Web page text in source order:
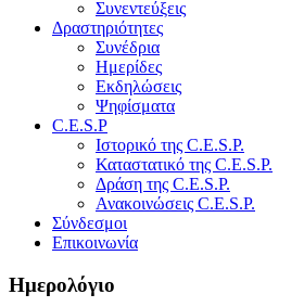
Συνεντεύξεις
Δραστηριότητες
Συνέδρια
Ημερίδες
Εκδηλώσεις
Ψηφίσματα
C.E.S.P
Ιστορικό της C.E.S.P.
Καταστατικό της C.E.S.P.
Δράση της C.E.S.P.
Ανακοινώσεις C.E.S.P.
Σύνδεσμοι
Επικοινωνία
Ημερολόγιο